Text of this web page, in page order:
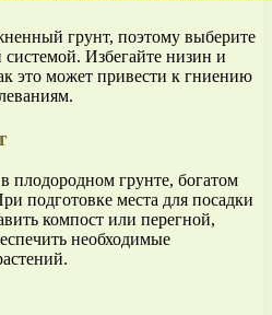
грунт, поэтому выберите
Избегайте низин и
это может привести к гниению
плодородном грунте, богатом
подготовке места для посадки
компост или перегной,
необходимые